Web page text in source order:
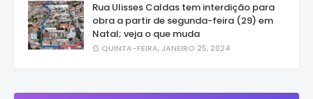
Rua Ulisses Caldas tem interdição para
obra a partir de segunda-feira (29) em
Natal; veja o que muda
QUINTA-FEIRA, JANEIRO 25, 2024